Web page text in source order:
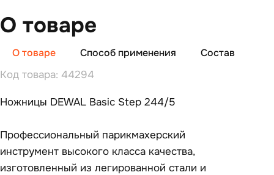
О товаре
О товаре Способ применения Состав
Код товара: 44294
Ножницы DEWAL Basic Step 244/5
Профессиональный парикмахерский
инструмент высокого класса качества,
изготовленный из легированной стали и